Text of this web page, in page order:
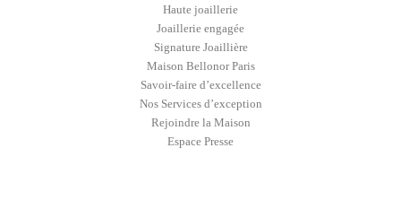
Haute joaillerie
Joaillerie engagée
Signature Joaillière
Maison Bellonor Paris
Savoir-faire d’excellence
Nos Services d’exception
Rejoindre la Maison
Espace Presse